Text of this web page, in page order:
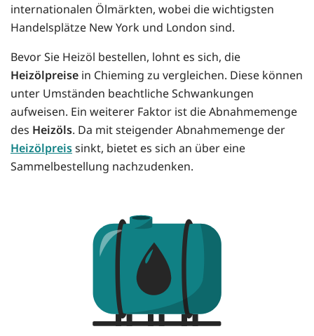
internationalen Ölmärkten, wobei die wichtigsten
Handelsplätze New York und London sind.
Bevor Sie Heizöl bestellen, lohnt es sich, die
Heizölpreise in Chieming zu vergleichen. Diese können
unter Umständen beachtliche Schwankungen
aufweisen. Ein weiterer Faktor ist die Abnahmemenge
des Heizöls. Da mit steigender Abnahmemenge der
Heizölpreissinkt, bietet es sich an über eine
Sammelbestellung nachzudenken.